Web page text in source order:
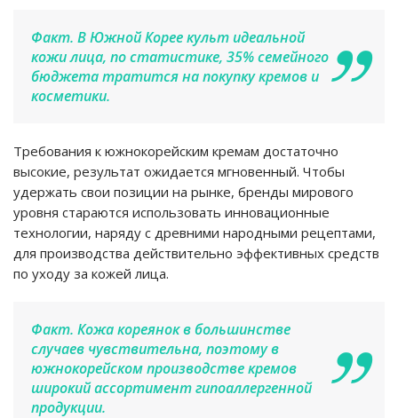
Факт. В Южной Корее культ идеальной
кожи лица, по статистике, 35% семейного
бюджета тратится на покупку кремов и
косметики.
Требования к южнокорейским кремам достаточно
высокие, результат ожидается мгновенный. Чтобы
удержать свои позиции на рынке, бренды мирового
уровня стараются использовать инновационные
технологии, наряду с древними народными рецептами,
для производства действительно эффективных средств
по уходу за кожей лица.
Факт. Кожа кореянок в большинстве
случаев чувствительна, поэтому в
южнокорейском производстве кремов
широкий ассортимент гипоаллергенной
продукции.